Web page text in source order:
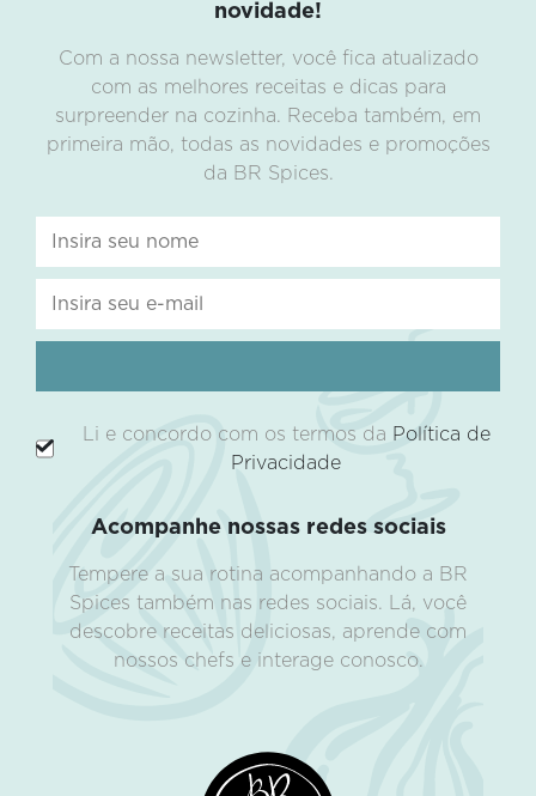
novidade!
Com a nossa newsletter, você fica atualizado
com as melhores receitas e dicas para
surpreender na cozinha. Receba também, em
primeira mão, todas as novidades e promoções
da BR Spices.
Li e concordo com os termos da Política de
Privacidade
Acompanhe nossas redes sociais
Tempere a sua rotina acompanhando a BR
Spices também nas redes sociais. Lá, você
descobre receitas deliciosas, aprende com
nossos chefs e interage conosco.